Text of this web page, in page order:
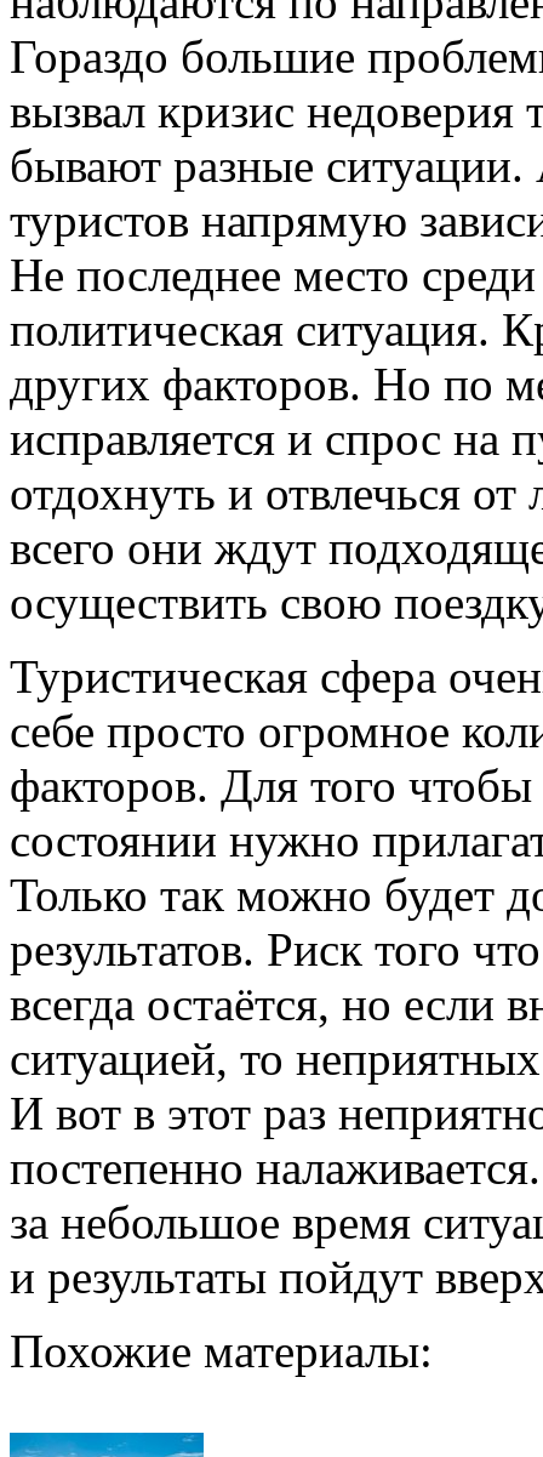
Гораздо большие
вызвал кризис недоверия
бывают разные
туристов напрямую
Не последнее место
политическая ситуация.
других факторов. Но по
исправляется и спрос на
отдохнуть и отвлечься
всего они ждут
осуществить свою
Туристическая сфера
себе просто огромное
факторов. Для того
состоянии нужно
Только так можно будет
результатов. Риск того
всегда остаётся, но если
ситуацией, то
И вот в этот раз
постепенно
за небольшое время
и результаты пойдут
Похожие материалы: